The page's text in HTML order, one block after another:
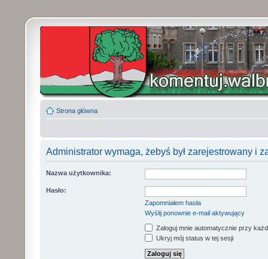
Strona główna
Administrator wymaga, żebyś był zarejestrowany i
Nazwa użytkownika:
Hasło:
Zapomniałem hasła
Wyślij ponownie e-mail aktywujący
Zaloguj mnie automatycznie przy
Ukryj mój status w tej sesji